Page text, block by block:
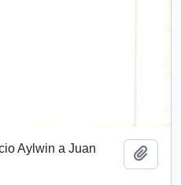
Aylwin a Juan